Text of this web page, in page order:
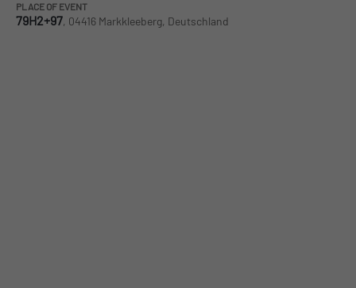
PLACE OF EVENT
79H2+97, 04416 Markkleeberg, Deutschland